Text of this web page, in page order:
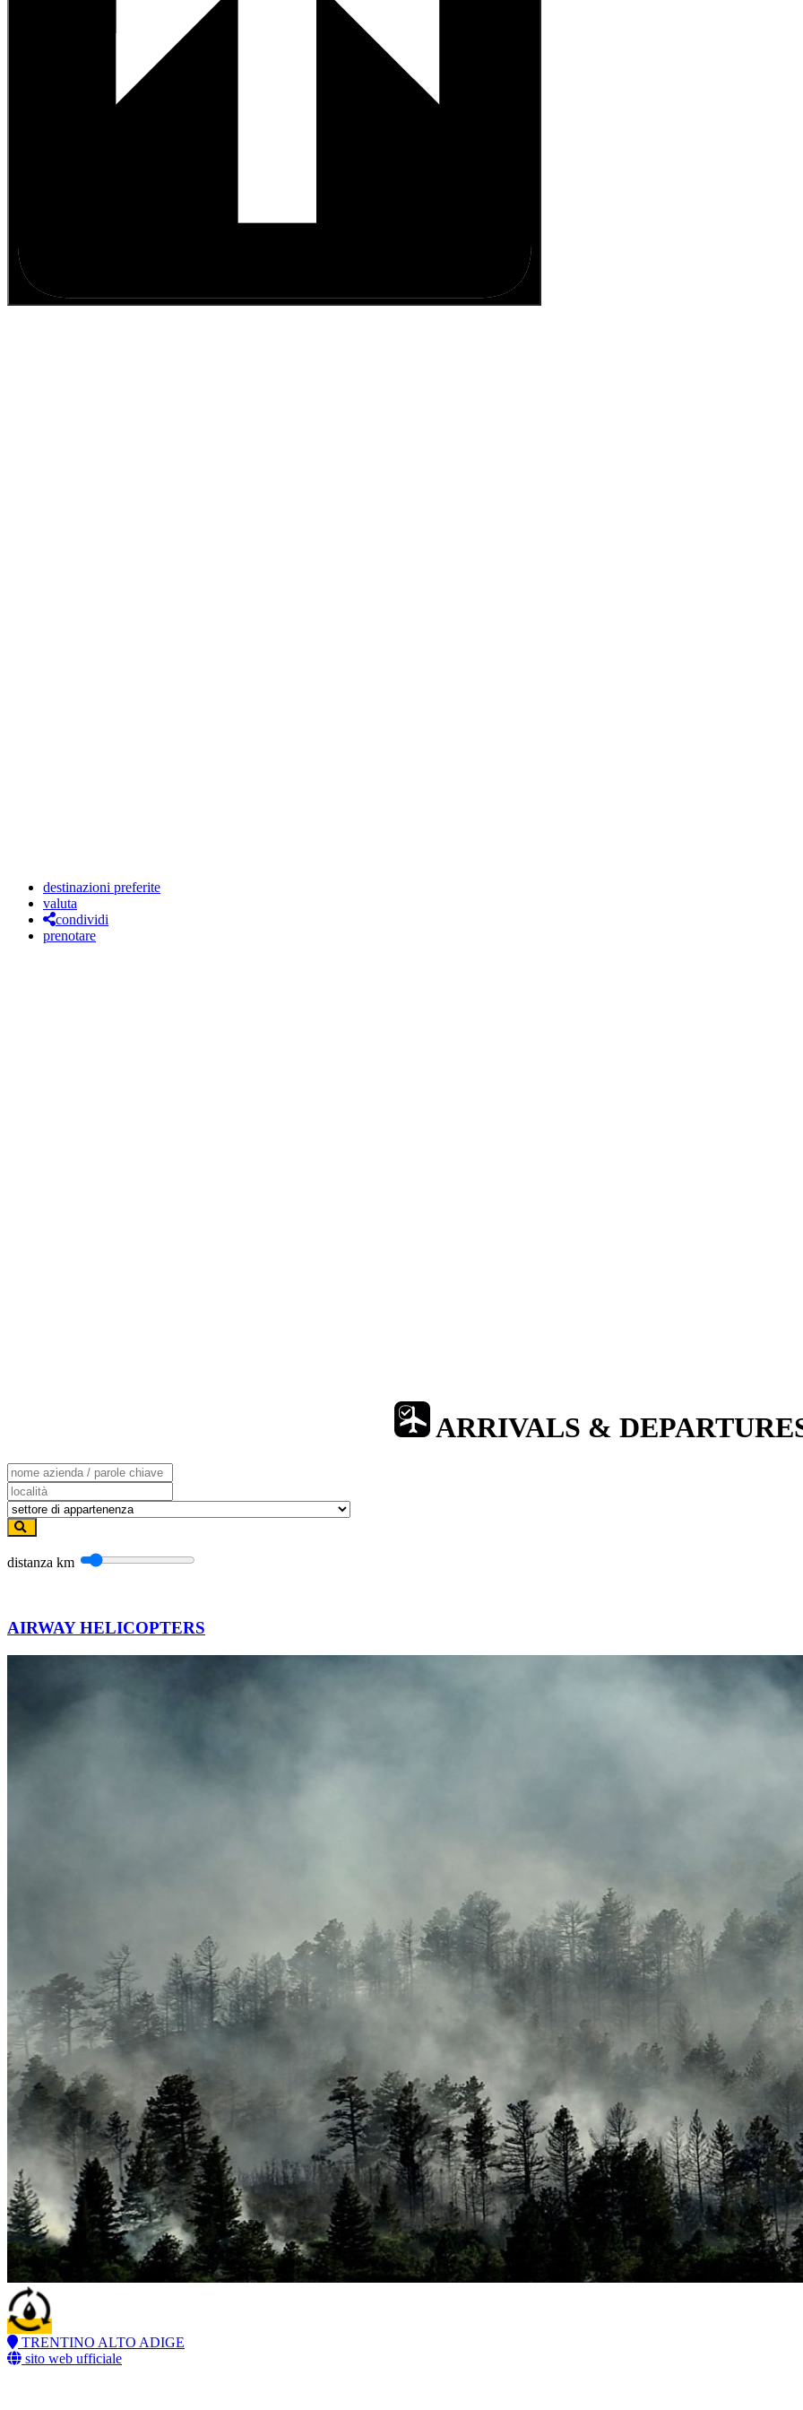
destinazioni preferite
valuta
condividi
prenotare
ARRIVALS &
distanza km
AIRWAY HELICOPTERS
TRENTINO ALTO ADIGE
sito web ufficiale